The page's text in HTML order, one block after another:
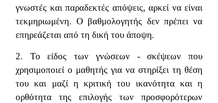
γνωστές και παραδεκτές απόψεις, αρκεί να είναι
τεκμηριωμένη. Ο βαθμολογητής δεν πρέπει να
επηρεάζεται από τη δική του άποψη.
2. Το είδος των γνώσεων - σκέψεων που
χρησιμοποιεί ο μαθητής για να στηρίξει τη θέση
του και μαζί η κριτική του ικανότητα και η
ορθότητα της επιλογής των προσφορότερων